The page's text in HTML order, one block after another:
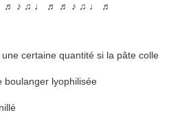
♪ ♫ ♩ ♬ ♬ ♪ ♫ ♩ ♬
certaine quantité si la pâte colle
boulanger lyophilisée